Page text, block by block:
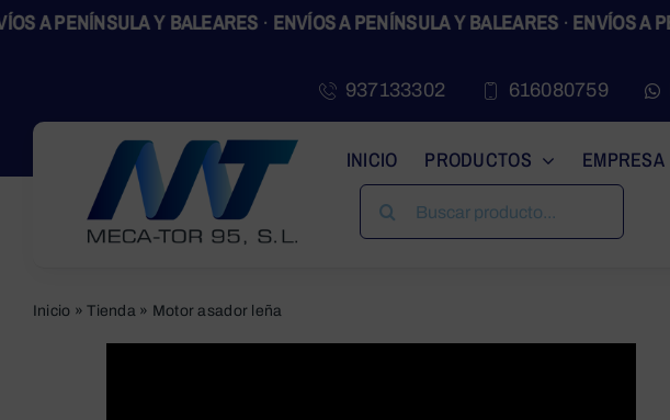
Skip
toPENÍNSULA Y BALEARES·ENVÍOS A PENÍNSULA Y BALEARES·ENVÍOS A
937133302 616080759
INICIO PRODUCTOS EMPRESA
SEARCH
FOR:
Inicio »Tienda » Motor asador leña